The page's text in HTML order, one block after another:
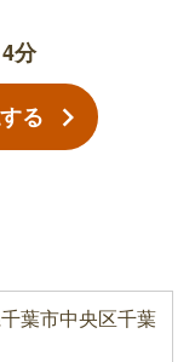
4分
る
葉市中央区千葉